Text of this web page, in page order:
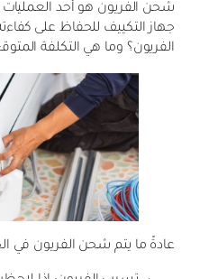
شحن الفريون هو أحد العمليات
جهاز التكييف للحفاظ على
الفريون؟ وما هي التكلفة
عادةً ما يتم شحن الفريون في